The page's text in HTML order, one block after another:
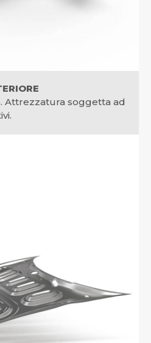
Attrezzatura soggetta ad